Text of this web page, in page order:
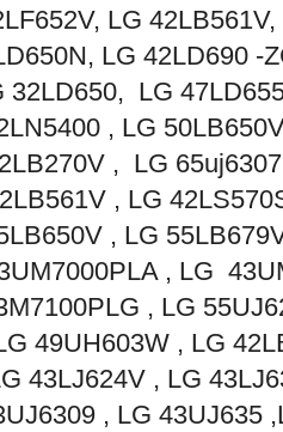
LG
LG 42LD690 -
32LD650, LG
, LG
, LG
, LG
, LG
, LG
, LG
49UH603W , LG
43LJ624V , LG
, LG 43UJ635